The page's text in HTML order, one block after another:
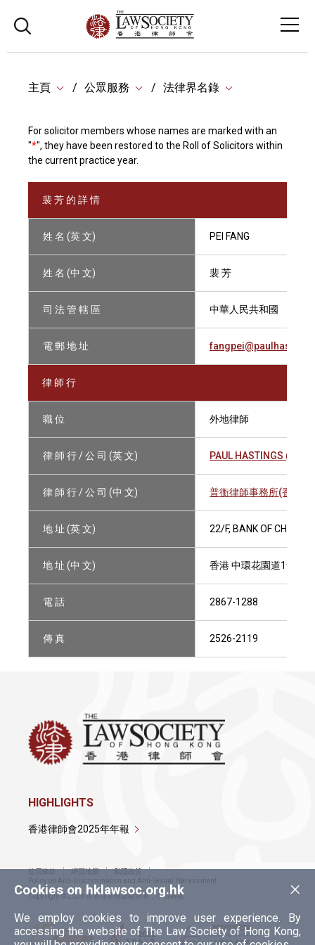
主頁 公眾服務 法律界名錄
For solicitor members whose names are marked with an
"*", they have been restored to the Roll of Solicitors within
the current practice year.
裴 芳 的 詳 情
姓 名 (英 文) PEI FANG
姓 名 (中 文) 裴 芳
司 法 管 轄 區 中華人民共和國
電 郵 地 址
律 師 行
職 位 外地律師
律 師 行 / 公 司 (英 文) PAUL HASTINGS
律 師 行 / 公 司 (中 文) 普衡律師事務所(香港)
地 址 (英 文) 22/F, BANK OF CHINA
地 址 (中 文) 香港 中環花園道1號 中
電 話 2867-1288
傳 真 2526-2119
×
Cookies on hklawsoc.org.hk
We employ cookies to improve user experience. By
accessing the website of The Law Society of Hong Kong,
HIGHLIGHTS
香港律師會2025年年報
使用條款 網頁地圖
私隱政策
Policy on Anti-Discrimination and Anti-Sexual Harassment
Copyright © 2026 香港律師會版權所有，不得轉載